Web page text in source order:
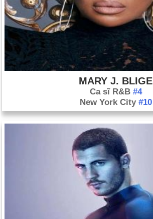
MARY J. BLIGE
Ca sĩ R&B #4
New York City #10